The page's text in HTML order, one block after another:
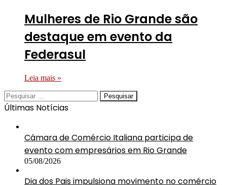
Mulheres de Rio Grande são
destaque em evento da
Federasul
Leia mais »
Pesquisar
por:
Últimas Notícias
Câmara de Comércio Italiana participa de
evento com empresários em Rio Grande
05/08/2026
Dia dos Pais impulsiona movimento no comércio